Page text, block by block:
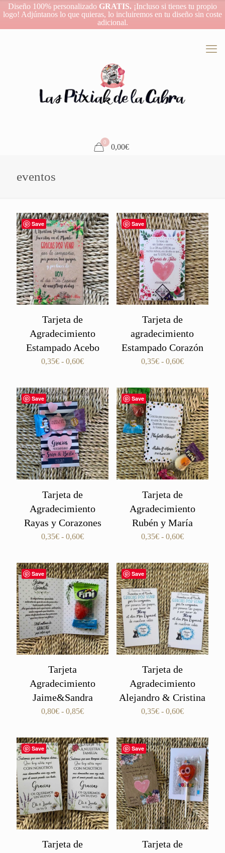
Diseño 100% personalizado GRATIS. ¡Incluso si tienes tu propio
logo! Adjúntanos lo que quieras, lo incluiremos en tu diseño sin coste
adicional.
0
0,00€
eventos
Save
Tarjeta de
Agradecimiento
Estampado Acebo
0,35€ - 0,60€Rango
desde
0,35€
hasta
0,60€
Save
Tarjeta de
agradecimiento
Estampado Corazón
0,35€ - 0,60€Rango
desde
0,35€
hasta
0,60€
Save
Tarjeta de
Agradecimiento
Rayas y Corazones
0,35€ - 0,60€Rango
desde
0,35€
hasta
0,60€
Save
Tarjeta de
Agradecimiento
Rubén y María
0,35€ - 0,60€Rango
desde
0,35€
hasta
0,60€
Save
Tarjeta
Agradecimiento
Jaime&Sandra
0,80€ - 0,85€Rango
desde
0,80€
hasta
0,85€
Save
Tarjeta de
Agradecimiento
Alejandro & Cristina
0,35€ - 0,60€Rango
desde
hasta
0,60€
Save
Tarjeta de
Save
Tarjeta de